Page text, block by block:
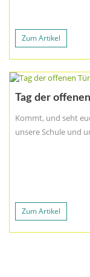
Zum Artikel
Tag der
Kommt, und seht
unsere Schule und
Zum Artikel